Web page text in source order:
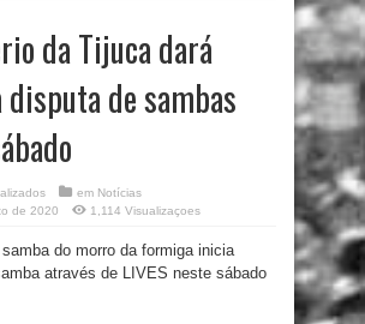
da Tijuca dará
de sambas
em Notícias
de 2020
1,114 Visualizaçoes
do morro da formiga inicia
através de LIVES neste sábado